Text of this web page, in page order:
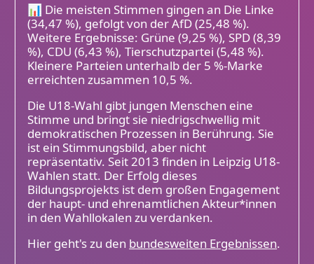
📊 Die meisten Stimmen gingen an Die Linke
(34,47 %), gefolgt von der AfD (25,48 %).
Weitere Ergebnisse: Grüne (9,25 %), SPD (8,39
%), CDU (6,43 %), Tierschutzpartei (5,48 %).
Kleinere Parteien unterhalb der 5 %-Marke
erreichten zusammen 10,5 %.
Die U18-Wahl gibt jungen Menschen eine
Stimme und bringt sie niedrigschwellig mit
demokratischen Prozessen in Berührung. Sie
ist ein Stimmungsbild, aber nicht
repräsentativ. Seit 2013 finden in Leipzig U18-
Wahlen statt. Der Erfolg dieses
Bildungsprojekts ist dem großen Engagement
der haupt- und ehrenamtlichen Akteur*innen
in den Wahllokalen zu verdanken.
Hier geht's zu den bundesweiten Ergebnissen.